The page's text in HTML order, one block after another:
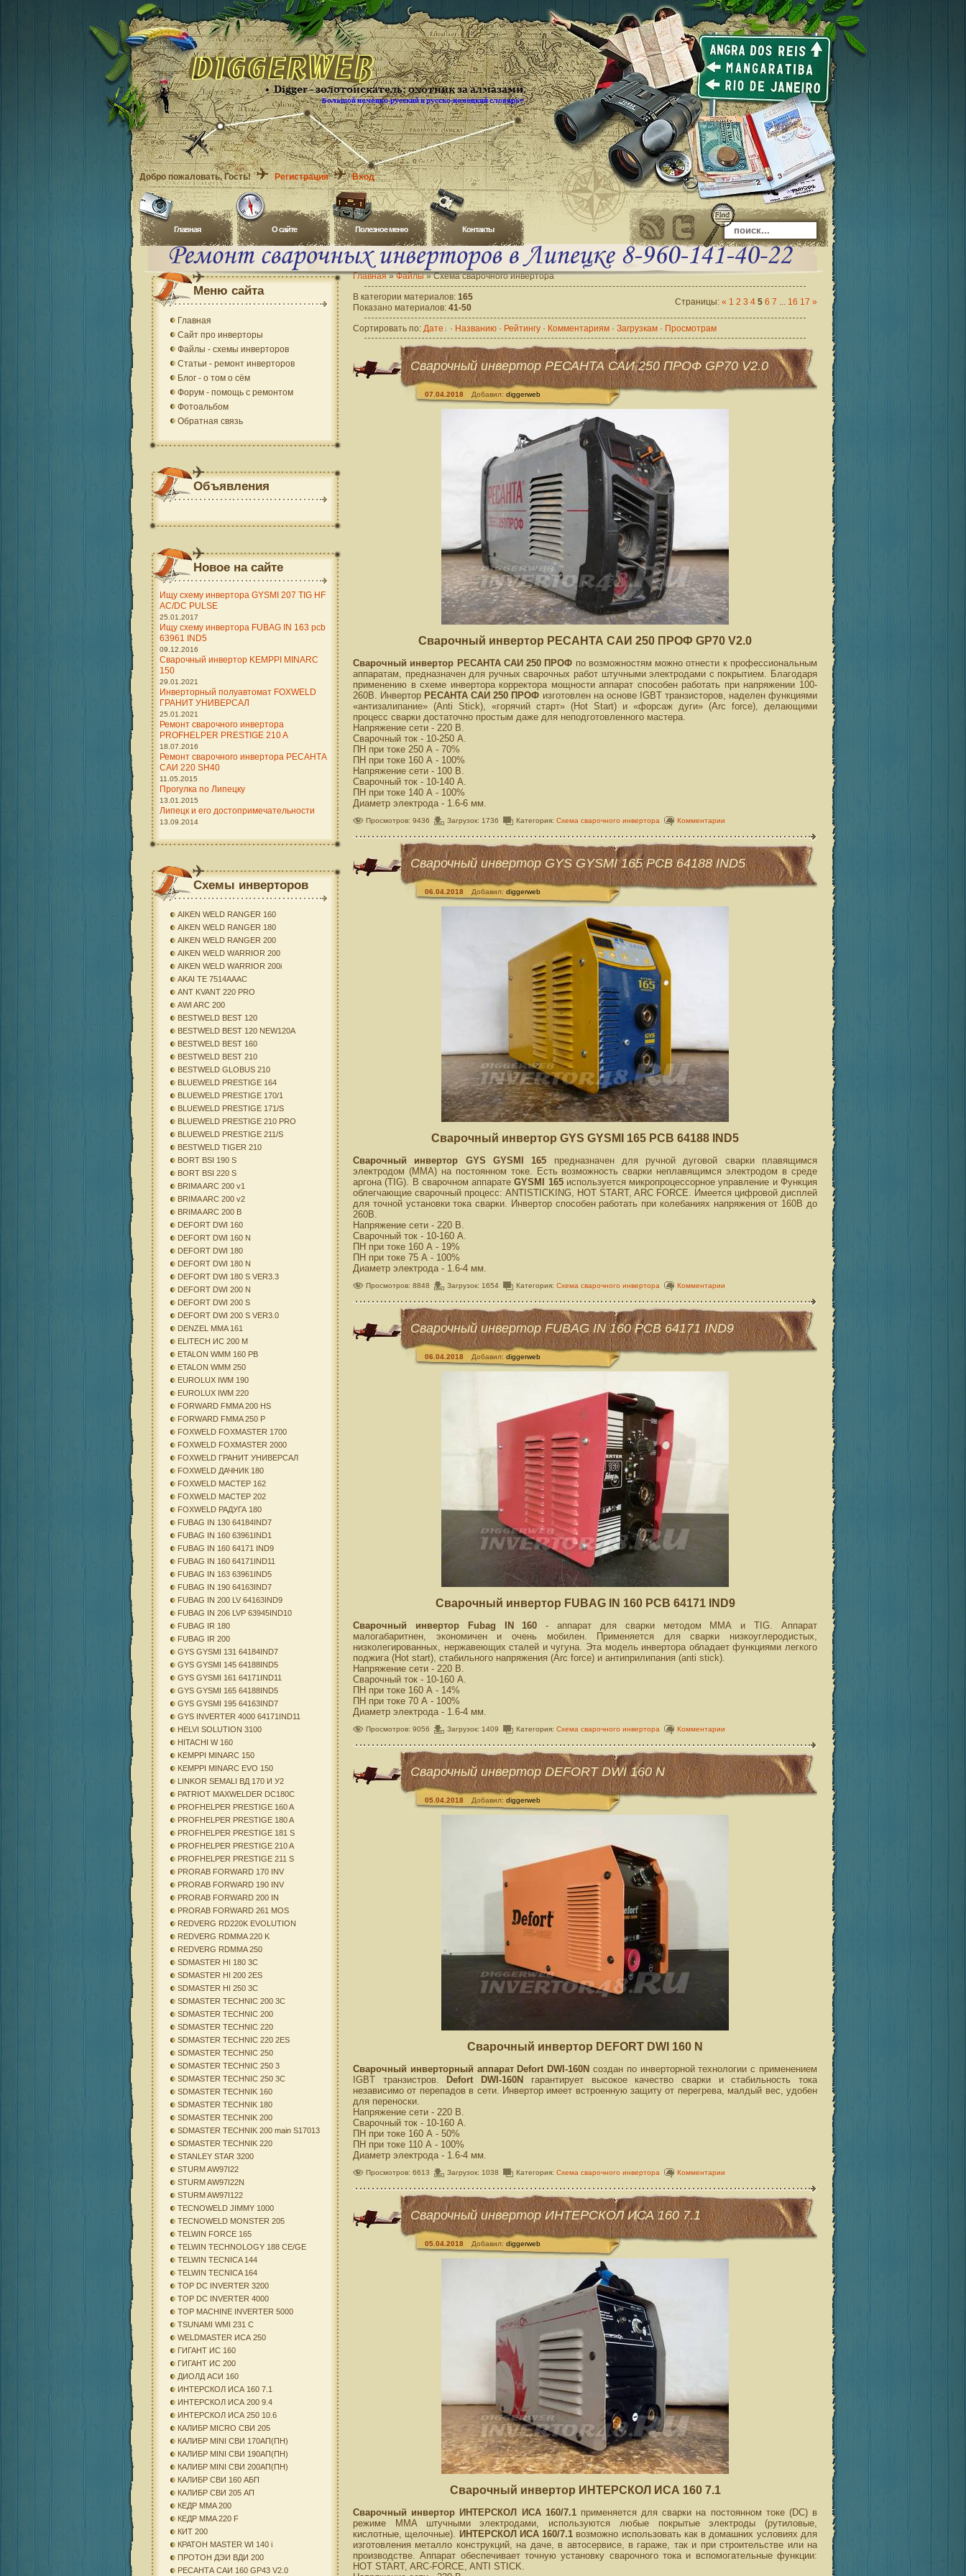
Добро пожаловать, Гость! Регистрация Вход
Главная O сайте Полезное меню Контакты
Главная»Файлы» Схема сварочного инвертора
В категории материалов: 165
Показано материалов: 41-50
Страницы: « 1 2 3 4 5 6 7 ... 16 17 »
Сортировать по: Дате · Названию · Рейтингу · Комментариям · Загрузкам · Просмотрам
Сварочный инвертор РЕСАНТА САИ 250 ПРОФ GP70 V2.0
07.04.2018 Добавил: diggerweb
Сварочный инвертор РЕСАНТА САИ 250 ПРОФ GP70 V2.0
Сварочный инвертор РЕСАНТА САИ 250 ПРОФ по возможностям можно отнести к профессиональным
аппаратам, предназначен для ручных сварочных работ штучными электродами с покрытием. Благодаря
применению в схеме инвертора корректора мощности аппарат способен работать при напряжении 100-
260В. Инвертор РЕСАНТА САИ 250 ПРОФ изготовлен на основе IGBT транзисторов, наделен функциями
«антизалипание» (Anti Stick), «горячий старт» (Hot Start) и «форсаж дуги» (Arc force), делающими
процесс сварки достаточно простым даже для неподготовленного мастера.
Напряжение сети - 220 В.
Сварочный ток - 10-250 А.
ПН при токе 250 А - 70%
ПН при токе 160 А - 100%
Напряжение сети - 100 В.
Сварочный ток - 10-140 А.
ПН при токе 140 А - 100%
Диаметр электрода - 1.6-6 мм.
Просмотров: 9436 Загрузок: 1736 Категория: Схема сварочного инвертора Комментарии
Сварочный инвертор GYS GYSMI 165 PCB 64188 IND5
06.04.2018 Добавил: diggerweb
Сварочный инвертор GYS GYSMI 165 PCB 64188 IND5
Сварочный инвертор GYS GYSMI 165 предназначен для ручной дуговой сварки плавящимся
электродом (MMA) на постоянном токе. Есть возможность сварки неплавящимся электродом в среде
аргона (TIG). В сварочном аппаратеGYSMI 165используется микропроцессорное управление и Функция
облегчающие сварочный процесс: ANTISTICKING, HOT START, ARC FORCE. Имеется цифровой дисплей
для точной установки тока сварки. Инвертор способен работать при колебаниях напряжения от 160В до
260В.
Напряжение сети - 220 В.
Сварочный ток - 10-160 А.
ПН при токе 160 А - 19%
ПН при токе 75 А - 100%
Диаметр электрода - 1.6-4 мм.
Просмотров: 8848 Загрузок: 1654 Категория: Схема сварочного инвертора Комментарии
Сварочный инвертор FUBAG IN 160 PCB 64171 IND9
06.04.2018 Добавил: diggerweb
Сварочный инвертор FUBAG IN 160 PCB 64171 IND9
Сварочный инвертор Fubag IN 160 - аппарат для сварки методом ММА и TIG. Аппарат
малогабаритнен, экономичен и очень мобилен. Применяется для сварки низкоуглеродистых,
низколегированных, нержавеющих сталей и чугуна. Эта модель инвертора обладает функциями легкого
поджига (Hot start), стабильного напряжения (Arc force) и антиприлипания (anti stick).
Напряжение сети - 220 В.
Сварочный ток - 10-160 А.
ПН при токе 160 А - 14%
ПН при токе 70 А - 100%
Диаметр электрода - 1.6-4 мм.
Просмотров: 9056 Загрузок: 1409 Категория: Схема сварочного инвертора Комментарии
Сварочный инвертор DEFORT DWI 160 N
05.04.2018 Добавил: diggerweb
Сварочный инвертор DEFORT DWI 160 N
Сварочный инверторный аппарат Defort DWI-160N создан по инверторной технологии с применением
IGBT транзистров.
Defort DWI-160N
гарантирует высокое качество сварки и стабильность тока
независимо от перепадов в сети. Инвертор имеет встроенную защиту от перегрева, малдый вес, удобен
для переноски.
Напряжение сети - 220 В.
Сварочный ток - 10-160 А.
ПН при токе 160 А - 50%
ПН при токе 110 А - 100%
Диаметр электрода - 1.6-4 мм.
Просмотров: 6613 Загрузок: 1038 Категория: Схема сварочного инвертора Комментарии
Сварочный инвертор ИНТЕРСКОЛ ИСА 160 7.1
05.04.2018 Добавил: diggerweb
Сварочный инвертор ИНТЕРСКОЛ ИСА 160 7.1
Сварочный инвертор ИНТЕРСКОЛ ИСА 160/7.1применяется для сварки на постоянном токе (DC) в
режиме MMA штучными электродами, используются любые покрытые электроды (рутиловые,
кислотные, щелочные). ИНТЕРСКОЛ ИСА 160/7.1 возможно использовать как в домашних условиях для
изготовления металло конструкций, на даче, в автосервисе, в гараже, так и при строительстве или на
производстве. Аппарат обеспечивает точную установку сварочного тока и вспомогательные функции:
HOT START, ARC-FORCE, ANTI STICK.
Меню сайта
Главная
Сайт про инверторы
Файлы - схемы инверторов
Статьи - ремонт инверторов
Блог - о том о сём
Форум - помощь с ремонтом
Фотоальбом
Обратная связь
Объявления
Новое на сайте
Ищу схему инвертора GYSMI 207 TIG HF
AC/DC PULSE
25.01.2017
Ищу схему инвертора FUBAG IN 163 pcb
63961 IND5
09.12.2016
Сварочный инвертор KEMPPI MINARC
150
29.01.2021
Инверторный полуавтомат FOXWELD
ГРАНИТ УНИВЕРСАЛ
25.01.2021
Ремонт сварочного инвертора
PROFHELPER PRESTIGE 210 A
18.07.2016
Ремонт сварочного инвертора РЕСАНТА
САИ 220 SH40
11.05.2015
Прогулка по Липецку
13.01.2015
Липецк и его достопримечательности
13.09.2014
Схемы инверторов
AIKEN WELD RANGER 160
AIKEN WELD RANGER 180
AIKEN WELD RANGER 200
AIKEN WELD WARRIOR 200
AIKEN WELD WARRIOR 200i
AKAI TE 7514AAAC
ANT KVANT 220 PRO
AWI ARC 200
BESTWELD BEST 120
BESTWELD BEST 120 NEW120A
BESTWELD BEST 160
BESTWELD BEST 210
BESTWELD GLOBUS 210
BLUEWELD PRESTIGE 164
BLUEWELD PRESTIGE 170/1
BLUEWELD PRESTIGE 171/S
BLUEWELD PRESTIGE 210 PRO
BLUEWELD PRESTIGE 211/S
BESTWELD TIGER 210
BORT BSI 190 S
BORT BSI 220 S
BRIMA ARC 200 v1
BRIMA ARC 200 v2
BRIMA ARC 200 B
DEFORT DWI 160
DEFORT DWI 160 N
DEFORT DWI 180
DEFORT DWI 180 N
DEFORT DWI 180 S VER3.3
DEFORT DWI 200 N
DEFORT DWI 200 S
DEFORT DWI 200 S VER3.0
DENZEL MMA 161
ELITECH ИС 200 М
ETALON WMM 160 PB
ETALON WMM 250
EUROLUX IWM 190
EUROLUX IWM 220
FORWARD FMMA 200 HS
FORWARD FMMA 250 P
FOXWELD FOXMASTER 1700
FOXWELD FOXMASTER 2000
FOXWELD ГРАНИТ УНИВЕРСАЛ
FOXWELD ДАЧНИК 180
FOXWELD МАСТЕР 162
FOXWELD МАСТЕР 202
FOXWELD РАДУГА 180
FUBAG IN 130 64184IND7
FUBAG IN 160 63961IND1
FUBAG IN 160 64171 IND9
FUBAG IN 160 64171IND11
FUBAG IN 163 63961IND5
FUBAG IN 190 64163IND7
FUBAG IN 200 LV 64163IND9
FUBAG IN 206 LVP 63945IND10
FUBAG IR 180
FUBAG IR 200
GYS GYSMI 131 64184IND7
GYS GYSMI 145 64188IND5
GYS GYSMI 161 64171IND11
GYS GYSMI 165 64188IND5
GYS GYSMI 195 64163IND7
GYS INVERTER 4000 64171IND11
HELVI SOLUTION 3100
HITACHI W 160
KEMPPI MINARC 150
KEMPPI MINARC EVO 150
LINKOR SEMALI ВД 170 И У2
PATRIOT MAXWELDER DC180C
PROFHELPER PRESTIGE 160 A
PROFHELPER PRESTIGE 180 A
PROFHELPER PRESTIGE 181 S
PROFHELPER PRESTIGE 210 A
PROFHELPER PRESTIGE 211 S
PRORAB FORWARD 170 INV
PRORAB FORWARD 190 INV
PRORAB FORWARD 200 IN
PRORAB FORWARD 261 MOS
REDVERG RD220K EVOLUTION
REDVERG RDMMA 220 K
REDVERG RDMMA 250
SDMASTER HI 180 3C
SDMASTER HI 200 2ES
SDMASTER HI 250 3C
SDMASTER TECHNIC 200 3C
SDMASTER TECHNIC 200
SDMASTER TECHNIC 220
SDMASTER TECHNIC 220 2ES
SDMASTER TECHNIC 250
SDMASTER TECHNIC 250 3
SDMASTER TECHNIC 250 3C
SDMASTER TECHNIK 160
SDMASTER TECHNIK 180
SDMASTER TECHNIK 200
SDMASTER TECHNIK 200 main S17013
SDMASTER TECHNIK 220
STANLEY STAR 3200
STURM AW97I22
STURM AW97I22N
STURM AW97I122
TECNOWELD JIMMY 1000
TECNOWELD MONSTER 205
TELWIN FORCE 165
TELWIN TECHNOLOGY 188 CE/GE
TELWIN TECNICA 144
TELWIN TECNICA 164
TOP DC INVERTER 3200
TOP DC INVERTER 4000
TOP MACHINE INVERTER 5000
TSUNAMI WMI 231 C
WELDMASTER ИСА 250
ГИГАНТ ИС 160
ГИГАНТ ИС 200
ДИОЛД АСИ 160
ИНТЕРСКОЛ ИСА 160 7.1
ИНТЕРСКОЛ ИСА 200 9.4
ИНТЕРСКОЛ ИСА 250 10.6
КАЛИБР MICRO СВИ 205
КАЛИБР MINI СВИ 170АП(ПН)
КАЛИБР MINI СВИ 190АП(ПН)
КАЛИБР MINI СВИ 200АП(ПН)
КАЛИБР СВИ 160 АБП
КАЛИБР СВИ 205 АП
КЕДР MMA 200
КЕДР MMA 220 F
КИТ 200
КРАТОН MASTER WI 140 i
ПРОТОН ДЭИ ВДИ 200
РЕСАНТА САИ 160 GP43 V2.0